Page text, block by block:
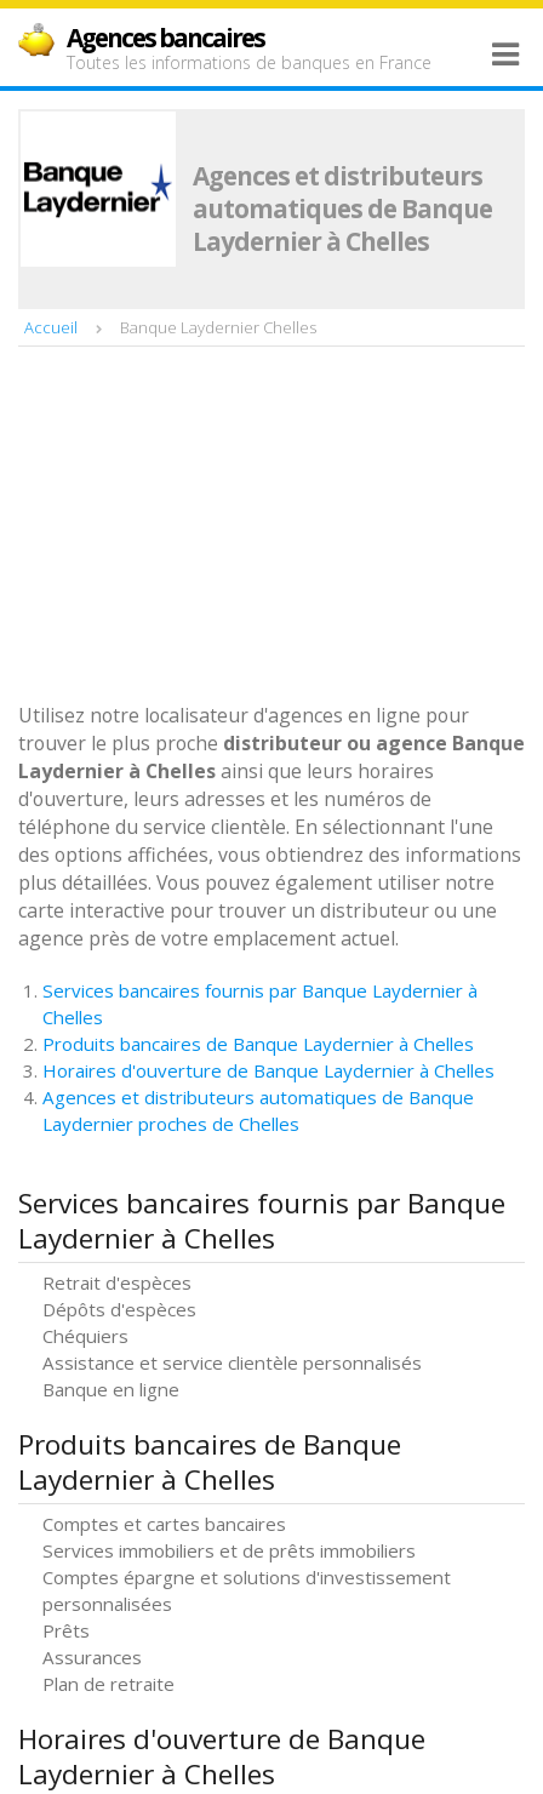
Agences bancaires
Toutes les informations de banques en France
Agences et distributeurs
automatiques de Banque
Laydernier à Chelles
Accueil Banque Laydernier Chelles
Utilisez notre localisateur d'agences en ligne pour
trouver le plus proche distributeur ou agence Banque
Laydernier à Chellesainsi que leurs horaires
d'ouverture, leurs adresses et les numéros de
téléphone du service clientèle. En sélectionnant l'une
des options affichées, vous obtiendrez des informations
plus détaillées. Vous pouvez également utiliser notre
carte interactive pour trouver un distributeur ou une
agence près de votre emplacement actuel.
Services bancaires fournis par Banque Laydernier à
Chelles
Produits bancaires de Banque Laydernier à Chelles
Horaires d'ouverture de Banque Laydernier à Chelles
Agences et distributeurs automatiques de Banque
Laydernier proches de Chelles
Services bancaires fournis par Banque
Laydernier à Chelles
Retrait d'espèces
Dépôts d'espèces
Chéquiers
Assistance et service clientèle personnalisés
Banque en ligne
Produits bancaires de Banque
Laydernier à Chelles
Comptes et cartes bancaires
Services immobiliers et de prêts immobiliers
Comptes épargne et solutions d'investissement
personnalisées
Prêts
Assurances
Plan de retraite
Horaires d'ouverture de Banque
Laydernier à Chelles